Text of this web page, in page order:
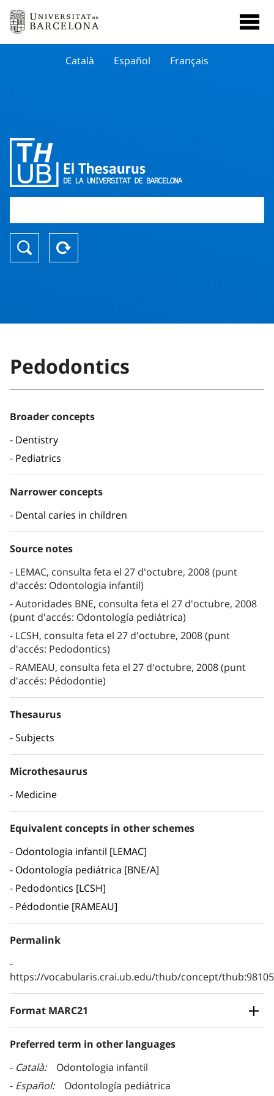
Català Español Français
Pedodontics
Broader concepts
Dentistry
Pediatrics
Narrower concepts
Dental caries in children
Source notes
LEMAC, consulta feta el 27 d'octubre, 2008 (punt
d'accés: Odontologia infantil)
Autoridades BNE, consulta feta el 27 d'octubre, 2008
(punt d'accés: Odontología pediátrica)
LCSH, consulta feta el 27 d'octubre, 2008 (punt
d'accés: Pedodontics)
RAMEAU, consulta feta el 27 d'octubre, 2008 (punt
d'accés: Pédodontie)
Thesaurus
Subjects
Microthesaurus
Medicine
Equivalent concepts in other schemes
Odontologia infantil [LEMAC]
Odontología pediátrica [BNE/A]
Pedodontics [LCSH]
Pédodontie [RAMEAU]
Permalink
https://vocabularis.crai.ub.edu/thub/concept/
Format MARC21
Preferred term in other languages
Català
Odontologia infantil
Español
Odontología pediátrica